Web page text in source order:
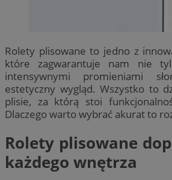
Rolety plisowane to jedno z
które zagwarantuje nam nie
intensywnymi promieniami
estetyczny wygląd. Wszystko to
plisie, za którą stoi
Dlaczego warto wybrać akurat to
Rolety plisowane
każdego wnętrza